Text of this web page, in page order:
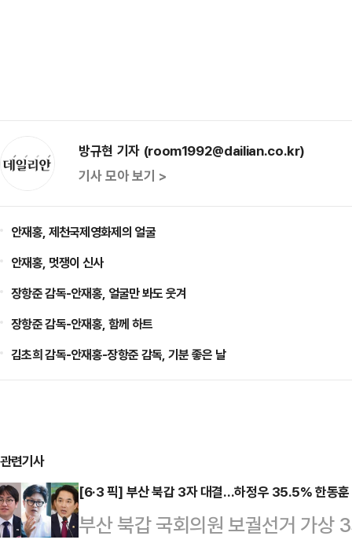
방규현 기자 (room1992@dailian.co.kr)
기사 모아 보기 >
안재홍, 제천국제영화제의 얼굴
안재홍, 멋쟁이 신사
장항준 감독-안재홍, 얼굴만 봐도 웃겨
장항준 감독-안재홍, 함께 하트
김초희 감독-안재홍-장항준 감독, 기분 좋은 날
관련기사
[6·3 픽] 부산 북갑 3자 대결…하정우 35.5% 한동
부산 북갑 국회의원 보궐선거 가상